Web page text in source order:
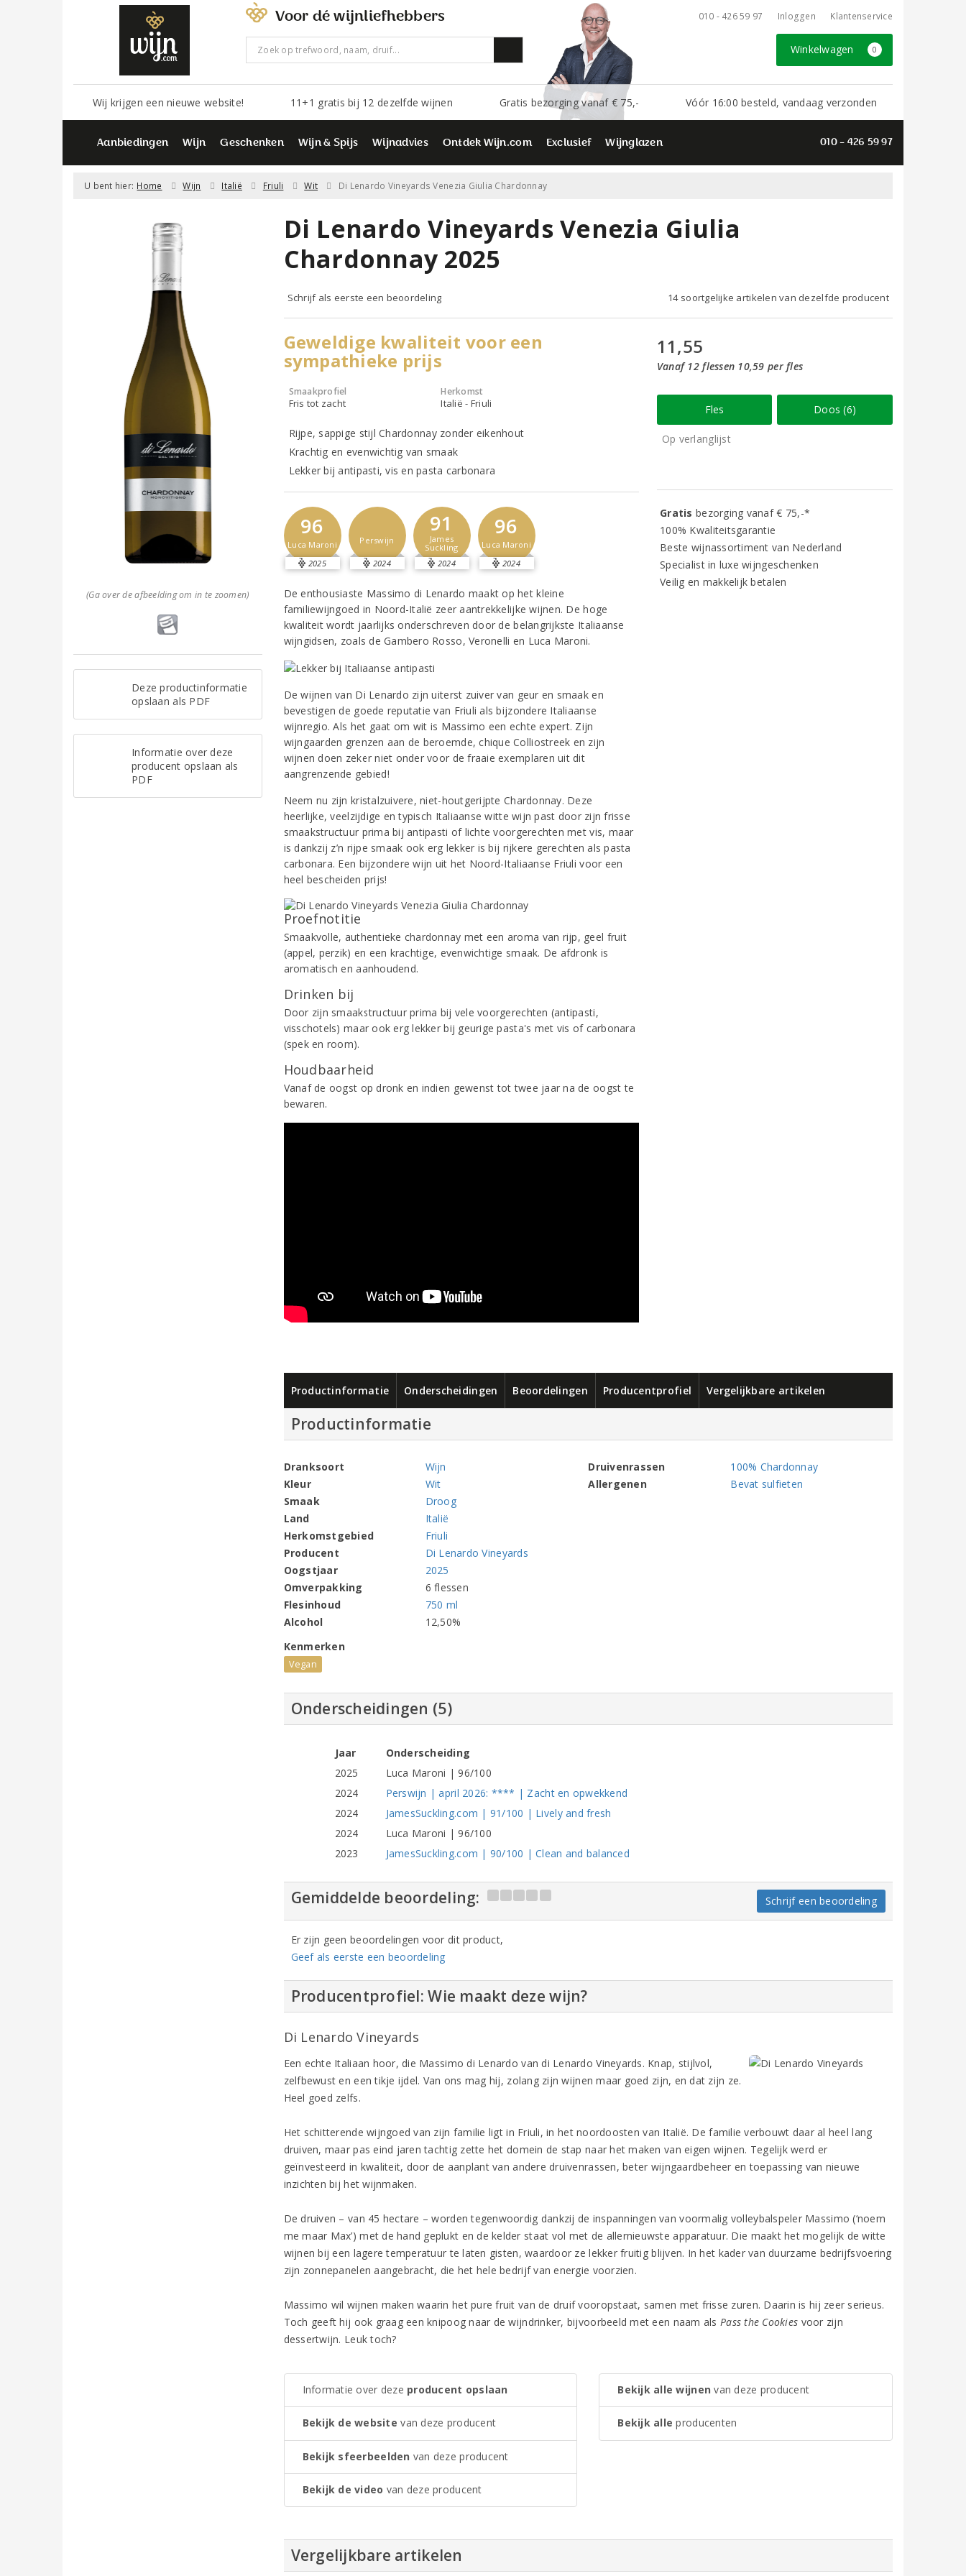
Voor dé wijnliefhebbers 010 - 426 59 97 Inloggen Klantenservice
Winkelwagen 0
Wij krijgen een nieuwe website! 11+1 gratis bij 12 dezelfde wijnen Gratis bezorging vanaf € 75,- Vóór 16:00 besteld, vandaag verzonden
Aanbiedingen Wijn Geschenken Wijn & Spijs Wijnadvies Ontdek Wijn.com Exclusief Wijnglazen 010 - 426 59 97
U bent hier: Home Wijn Italië Friuli Wit Di Lenardo Vineyards Venezia Giulia Chardonnay
(Ga over de afbeelding om in te zoomen)
Deze productinformatie
opslaan als PDF
Informatie over deze
producent opslaan als
PDF
Di Lenardo Vineyards Venezia Giulia
Chardonnay 2025
Schrijf als eerste een beoordeling 14 soortgelijke artikelen van dezelfde producent
Geweldige kwaliteit voor een
sympathieke prijs
Smaakprofiel
Fris tot zacht
Herkomst
Italië - Friuli
Rijpe, sappige stijl Chardonnay zonder eikenhout
Krachtig en evenwichtig van smaak
Lekker bij antipasti, vis en pasta carbonara
96
Luca Maroni
2025
Perswijn
2024
91
James
Suckling
2024
96
Luca Maroni
2024
De enthousiaste Massimo di Lenardo maakt op het kleine
familiewijngoed in Noord-Italië zeer aantrekkelijke wijnen. De hoge
kwaliteit wordt jaarlijks onderschreven door de belangrijkste Italiaanse
wijngidsen, zoals de Gambero Rosso, Veronelli en Luca Maroni.
De wijnen van Di Lenardo zijn uiterst zuiver van geur en smaak en
bevestigen de goede reputatie van Friuli als bijzondere Italiaanse
wijnregio. Als het gaat om wit is Massimo een echte expert. Zijn
wijngaarden grenzen aan de beroemde, chique Colliostreek en zijn
wijnen doen zeker niet onder voor de fraaie exemplaren uit dit
aangrenzende gebied!
Neem nu zijn kristalzuivere, niet-houtgerijpte Chardonnay. Deze
heerlijke, veelzijdige en typisch Italiaanse witte wijn past door zijn frisse
smaakstructuur prima bij antipasti of lichte voorgerechten met vis, maar
is dankzij z’n rijpe smaak ook erg lekker is bij rijkere gerechten als pasta
carbonara. Een bijzondere wijn uit het Noord-Italiaanse Friuli voor een
heel bescheiden prijs!
Proefnotitie
Smaakvolle, authentieke chardonnay met een aroma van rijp, geel fruit
(appel, perzik) en een krachtige, evenwichtige smaak. De afdronk is
aromatisch en aanhoudend.
Drinken bij
Door zijn smaakstructuur prima bij vele voorgerechten (antipasti,
visschotels) maar ook erg lekker bij geurige pasta's met vis of carbonara
(spek en room).
Houdbaarheid
Vanaf de oogst op dronk en indien gewenst tot twee jaar na de oogst te
bewaren.
11,55
Vanaf 12 flessen 10,59 per fles
Fles Doos (6)
Op verlanglijst
Gratisbezorging vanaf € 75,-*
100% Kwaliteitsgarantie
Beste wijnassortiment van Nederland
Specialist in luxe wijngeschenken
Veilig en makkelijk betalen
Productinformatie Onderscheidingen Beoordelingen Producentprofiel Vergelijkbare artikelen
Productinformatie
Dranksoort
Wijn
Kleur
Wit
Smaak
Droog
Land
Italië
Herkomstgebied
Friuli
Producent
Di Lenardo Vineyards
Oogstjaar
2025
Omverpakking
6 flessen
Flesinhoud
750 ml
Alcohol
12,50%
Druivenrassen
100% Chardonnay
Allergenen
Bevat sulfieten
Kenmerken
Vegan
Onderscheidingen (5)
Jaar
Onderscheiding
2025
Luca Maroni | 96/100
2024
Perswijn | april 2026: **** | Zacht en opwekkend
2024
JamesSuckling.com | 91/100 | Lively and fresh
2024
Luca Maroni | 96/100
2023
JamesSuckling.com | 90/100 | Clean and balanced
Gemiddelde beoordeling: Schrijf een beoordeling
Er zijn geen beoordelingen voor dit product,
Geef als eerste een beoordeling
Producentprofiel: Wie maakt deze wijn?
Di Lenardo Vineyards
Een echte Italiaan hoor, die Massimo di Lenardo van di Lenardo Vineyards. Knap, stijlvol,
zelfbewust en een tikje ijdel. Van ons mag hij, zolang zijn wijnen maar goed zijn, en dat zijn ze.
Heel goed zelfs.
Het schitterende wijngoed van zijn familie ligt in Friuli, in het noordoosten van Italië. De familie verbouwt daar al heel lang
druiven, maar pas eind jaren tachtig zette het domein de stap naar het maken van eigen wijnen. Tegelijk werd er
geïnvesteerd in kwaliteit, door de aanplant van andere druivenrassen, beter wijngaardbeheer en toepassing van nieuwe
inzichten bij het wijnmaken.
De druiven – van 45 hectare – worden tegenwoordig dankzij de inspanningen van voormalig volleybalspeler Massimo (‘noem
me maar Max’) met de hand geplukt en de kelder staat vol met de allernieuwste apparatuur. Die maakt het mogelijk de witte
wijnen bij een lagere temperatuur te laten gisten, waardoor ze lekker fruitig blijven. In het kader van duurzame bedrijfsvoering
zijn zonnepanelen aangebracht, die het hele bedrijf van energie voorzien.
Massimo wil wijnen maken waarin het pure fruit van de druif vooropstaat, samen met frisse zuren. Daarin is hij zeer serieus.
Toch geeft hij ook graag een knipoog naar de wijndrinker, bijvoorbeeld met een naam als Pass the Cookies voor zijn
dessertwijn. Leuk toch?
Informatie over deze producent opslaan
Bekijk de website van deze producent
Bekijk sfeerbeelden van deze producent
Bekijk de video van deze producent
Bekijk alle wijnen van deze producent
Bekijk alle producenten
Vergelijkbare artikelen